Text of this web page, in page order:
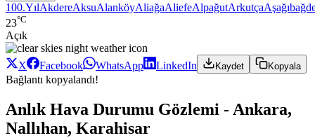
100.YılAkdereAksuAlanköyAliağaAliefeAlpağutArkutça
23°C
Açık
X Facebook WhatsApp LinkedIn Kaydet Kopyala
Bağlantı kopyalandı!
Anlık Hava Durumu Gözlemi - Ankara,
Nallıhan, Karahisar